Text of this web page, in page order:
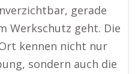
gerade
Werkschutz geht. Die
kennen nicht nur
sondern auch die